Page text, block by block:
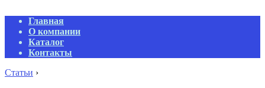
Primary
Navigation
Menu
Главная
О компании
Каталог
Контакты
Статьи ›